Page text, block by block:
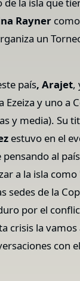
la isla que
Rayner
un
país, Arajet,
Ezeiza y uno a
y media). Su
estuvo en el
pensando al
a la isla
sedes de la
por el
crisis la vamos
con